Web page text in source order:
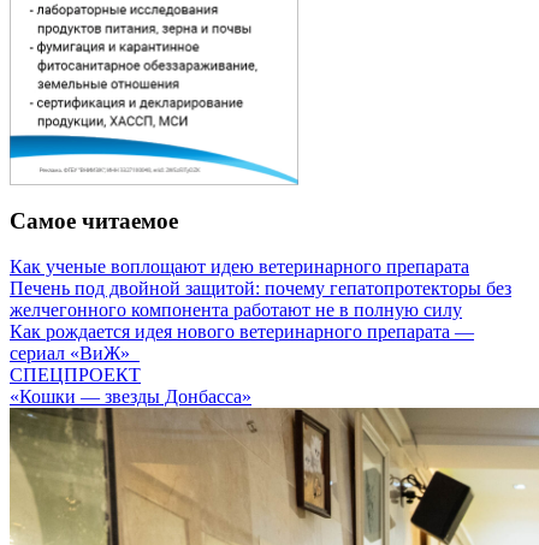
Самое читаемое
Как ученые воплощают идею ветеринарного препарата
Печень под двойной защитой: почему гепатопротекторы без
желчегонного компонента работают не в полную силу
Как рождается идея нового ветеринарного препарата —
сериал «ВиЖ»
СПЕЦПРОЕКТ
«Кошки — звезды Донбасса»